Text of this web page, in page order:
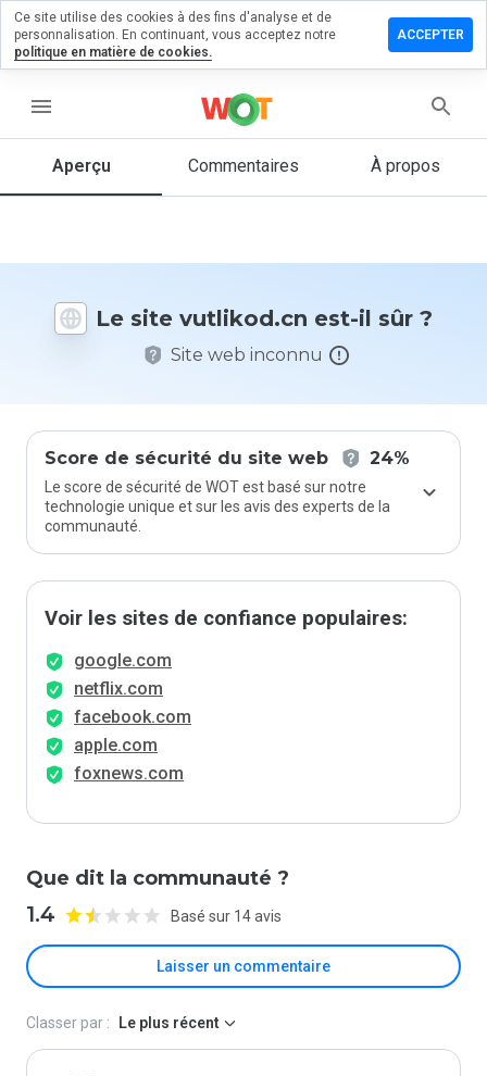
menu
Aperçu Commentaires À propos
Le site vutlikod.cn est-il sûr ?
Site web inconnu
Score de sécurité du site web 24%
Le score de sécurité de WOT est basé sur notre
technologie unique et sur les avis des experts de la
communauté.
Voir les sites de confiance populaires:
google.com
netflix.com
facebook.com
apple.com
foxnews.com
Que dit la communauté ?
1.4 Basé sur 14 avis
Laisser un commentaire
un
1 et 5
vous à ce
Classer par : Le plus récent
Ce site utilise des cookies à des fins d'analyse et de
personnalisation. En continuant, vous acceptez notre
politique en matière de cookies.
ACCEPTER